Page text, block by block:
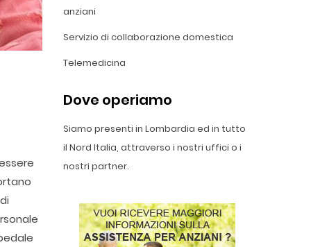
anziani
Servizio di collaborazione domestica
Telemedicina
Dove operiamo
Siamo presenti in Lombardia ed in tutto
il Nord Italia, attraverso i nostri uffici o i
nostri partner.